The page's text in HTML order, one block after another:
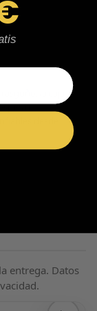
la caja
el
desde
entrega. Datos